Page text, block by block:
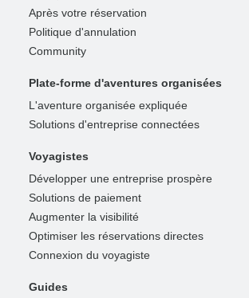
Après votre réservation
Politique d'annulation
Community
Plate-forme d'aventures organisées
L'aventure organisée expliquée
Solutions d'entreprise connectées
Voyagistes
Développer une entreprise prospère
Solutions de paiement
Augmenter la visibilité
Optimiser les réservations directes
Connexion du voyagiste
Guides